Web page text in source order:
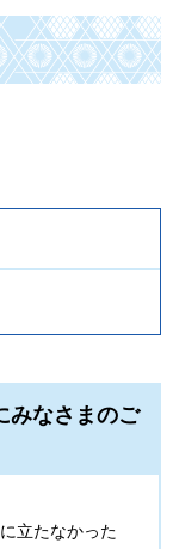
みなさまのご
立たなかった